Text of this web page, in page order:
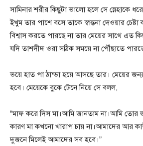
সামিনার শরীর কিছুটা ভালো হলে সে স্নেহাকে
ইখুম তার পাশে বসে তাকে স্বান্তনা দেওয়ার
বিশ্বাস করতে পারছে না তার মেয়ের সাথে এত
যদি তাশদীদ ওরা সঠিক সময়ে না পৌঁছাতে
ভয়ে হাত পা ঠান্ডা হয়ে আসছে তার। মেয়ের
হবে। মেয়েকে বুকে টেনে নিয়ে সে বলল,
“মাফ করে দিস মা।আমি জানতাম না।আমি তোর
কারণ মা কখনো খারাপ চায় না।আমাদের আর
দুজনে মিলেই আমাদের সব হবে।”